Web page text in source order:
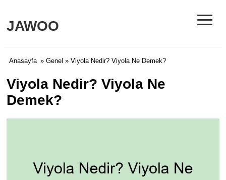
JAWOO ≡
Anasayfa » Genel » Viyola Nedir? Viyola Ne Demek?
Viyola Nedir? Viyola Ne
Demek?